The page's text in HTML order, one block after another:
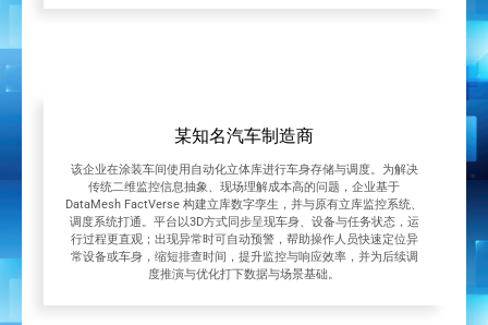
某知名汽车制造商
该企业在涂装车间使用自动化立体库进行车身存储与调度。为解决
传统二维监控信息抽象、现场理解成本高的问题，企业基于
DataMesh FactVerse 构建立库数字孪生，并与原有立库监控系统、
调度系统打通。平台以3D方式同步呈现车身、设备与任务状态，运
行过程更直观；出现异常时可自动预警，帮助操作人员快速定位异
常设备或车身，缩短排查时间，提升监控与响应效率，并为后续调
度推演与优化打下数据与场景基础。